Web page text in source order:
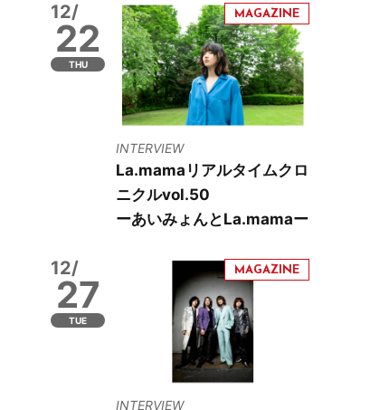
12/
22
THU
INTERVIEW
La.mamaリアルタイムクロ
ニクルvol.50
ーあいみょんとLa.mamaー
12/
27
TUE
INTERVIEW